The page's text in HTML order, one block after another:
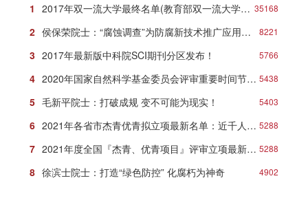
35168
1 2017年双一流大学最终名单(教育部双一流大学名单)
8221
2 侯保荣院士：“腐蚀调查”为防腐新技术推广应用打响第一炮
5766
3 2017年最新版中科院SCI期刊分区发布！
5438
4 2020年国家自然科学基金委员会评审重要时间节点安排
5403
5 毛新平院士：打破成规 变不可能为现实！
5288
6 2021年各省市杰青优青拟立项最新名单：近千人入选！
5288
7 2021年度全国『杰青、优青项目』评审立项最新名单
4902
8 徐滨士院士：打造“绿色防控” 化腐朽为神奇